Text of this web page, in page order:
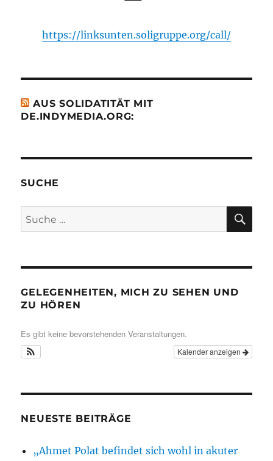
https://linksunten.soligruppe.org/call/
AUS SOLIDATITÄT MIT
DE.INDYMEDIA.ORG:
SUCHE
Suche
nach:
GELEGENHEITEN, MICH ZU SEHEN UND
ZU HÖREN
Es gibt keine bevorstehenden Veranstaltungen.
Kalender anzeigen
NEUESTE BEITRÄGE
„Ahmet Polat befindet sich wohl in akuter